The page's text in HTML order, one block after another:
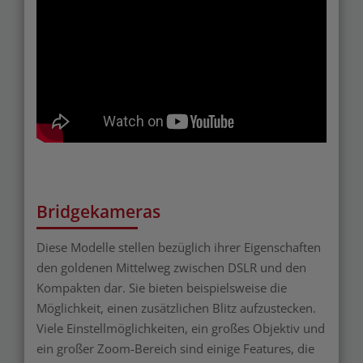
Bridgekameras
Diese Modelle stellen bezüglich ihrer Eigenschaften
den goldenen Mittelweg zwischen DSLR und den
Kompakten dar. Sie bieten beispielsweise die
Möglichkeit, einen zusätzlichen Blitz aufzustecken.
Viele Einstellmöglichkeiten, ein großes Objektiv und
ein großer Zoom-Bereich sind einige Features, die